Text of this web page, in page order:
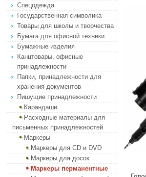
Спецодежда
Государственная символика
Товары для школы и творчества
Бумага для офисной техники
Бумажные изделия
Канцтовары, офисные
принадлежности
Папки, принадлежности для
хранения документов
Пишущие принадлежности
Карандаши
Расходные материалы для
письменных принадлежностей
Маркеры
Маркеры для CD и DVD
Маркеры для досок
Маркеры перманентные